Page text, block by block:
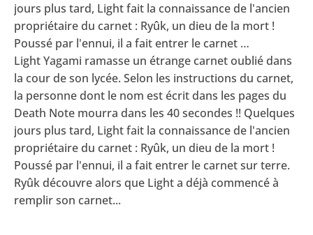
jours plus tard, Light fait la connaissance de l'ancien
propriétaire du carnet : Ryûk, un dieu de la mort !
Poussé par l'ennui, il a fait entrer le carnet …
Light Yagami ramasse un étrange carnet oublié dans
la cour de son lycée. Selon les instructions du carnet,
la personne dont le nom est écrit dans les pages du
Death Note mourra dans les 40 secondes !! Quelques
jours plus tard, Light fait la connaissance de l'ancien
propriétaire du carnet : Ryûk, un dieu de la mort !
Poussé par l'ennui, il a fait entrer le carnet sur terre.
Ryûk découvre alors que Light a déjà commencé à
remplir son carnet...